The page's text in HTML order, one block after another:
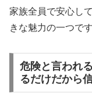
家族全員で安心し
きな魅力の一つです
危険と言われ
るだけだから